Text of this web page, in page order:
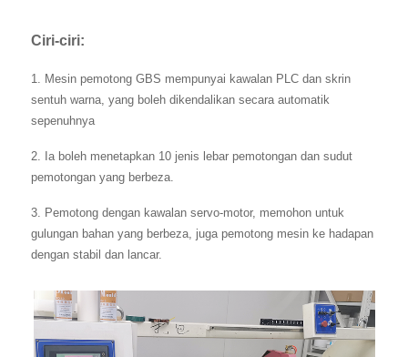
Ciri-ciri:
1. Mesin pemotong GBS mempunyai kawalan PLC dan skrin
sentuh warna, yang boleh dikendalikan secara automatik
sepenuhnya
2. Ia boleh menetapkan 10 jenis lebar pemotongan dan sudut
pemotongan yang berbeza.
3. Pemotong dengan kawalan servo-motor, memohon untuk
gulungan bahan yang berbeza, juga pemotong mesin ke hadapan
dengan stabil dan lancar.